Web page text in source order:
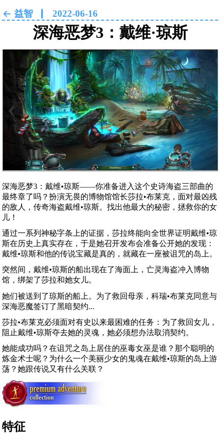
益智 2022-06-16
深海恶梦3：戴维·琼斯
Nightmares from the Deep 3:
Davy Jones
‹ ›
深海恶梦3：戴维•琼斯——你准备进入这个史诗海盗三部曲的
最终章了吗？扮演无畏的博物馆馆长莎拉•布莱克，面对最凶残
的敌人，传奇海盗戴维•琼斯。找出他最大的秘密，拯救你的女
儿！
通过一系列神秘字条上的证据，莎拉终能向全世界证明戴维•琼
斯在历史上真实存在，于是她召开发布会准备公开她的发现：
戴维•琼斯和他的传说宝藏是真的，就藏在一座被诅咒的岛上。
突然间，戴维•琼斯的船出现在了海面上，亡灵海盗冲入博物
馆，绑架了莎拉和她女儿。
她们被送到了琼斯的船上。为了救回母亲，科瑞•布莱克同意与
深海恶魔签订了黑暗契约...
莎拉•布莱克必须面对有史以来最困难的任务：为了救回女儿，
阻止戴维•琼斯夺去她的灵魂，她必须想办法取消契约。
她能成功吗？在诅咒之岛上居住的巫毒女巫是谁？那个聪明的
炼金术士呢？为什么一个美丽少女的鬼魂在戴维•琼斯的岛上游
荡？她跟传说又有什么关联？
特征